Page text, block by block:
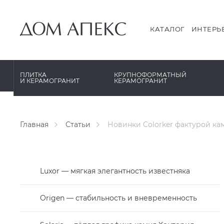
КАТАЛОГ
ПЛИТКА
И КЕРАМОГРАНИТ
PORCELANOSA
УРАЛЬСКИЙ ГРАНИТ
КРУПНОФОРМАТНЫЙ
КЕРАМОГРАНИТ
XXL Pamesa
Главная Статьи Новинки Colorker фактурой
Luxor — мягкая элегантность известняка
Origen — стабильность и вневременность